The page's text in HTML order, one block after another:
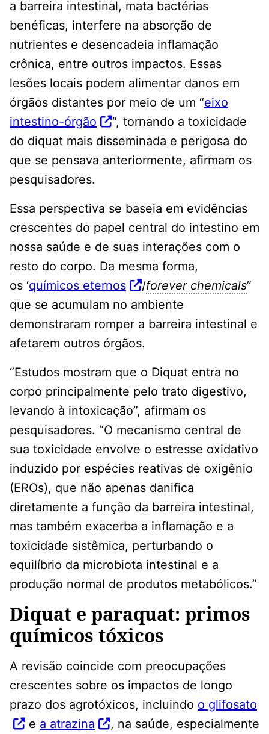
a barreira intestinal, mata bactérias
benéficas, interfere na absorção de
nutrientes e desencadeia inflamação
crônica, entre outros impactos. Essas
lesões locais podem alimentar danos em
órgãos distantes por meio de um “eixo
intestino-órgão
“, tornando a toxicidade
do diquat mais disseminada e perigosa do
que se pensava anteriormente, afirmam os
pesquisadores.
Essa perspectiva se baseia em evidências
crescentes do papel central do intestino em
nossa saúde e de suas interações com o
resto do corpo. Da mesma forma,
os ‘químicos eternos /forever chemicals”
que se acumulam no ambiente
demonstraram romper a barreira intestinal e
afetarem outros órgãos.
“Estudos mostram que o Diquat entra no
corpo principalmente pelo trato digestivo,
levando à intoxicação”, afirmam os
pesquisadores. “O mecanismo central de
sua toxicidade envolve o estresse oxidativo
induzido por espécies reativas de oxigênio
(EROs), que não apenas danifica
diretamente a função da barreira intestinal,
mas também exacerba a inflamação e a
toxicidade sistêmica, perturbando o
equilíbrio da microbiota intestinal e a
produção normal de produtos metabólicos.”
Diquat e paraquat: primos
químicos tóxicos
A revisão coincide com preocupações
crescentes sobre os impactos de longo
prazo dos agrotóxicos, incluindo o glifosato
e a atrazina
, na saúde, especialmente